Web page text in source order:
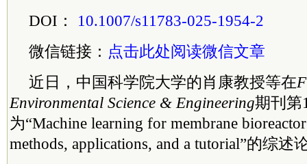
DOI： 10.1007/s11783-025-1954-2
微信链接： 点击此处阅读微信文章
近日，中国科学院大学的肖康教授等在
Environmental Science & Engineering期刊第
为“Machine learning for membrane
methods, applications, and a tutorial”的综述